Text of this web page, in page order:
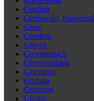
Greding
Greifswald,
Greiz
Greußen
Greven
Grevenbroich
Grevesmühlen
Griesheim
Grimma
Grimmen
Gröditz